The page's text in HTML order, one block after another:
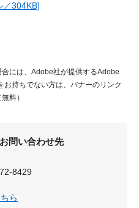
／304KB]
には、Adobe社が提供するAdobe
お持ちでない方は、バナーのリンク
料）
問い合わせ先
8429
ら